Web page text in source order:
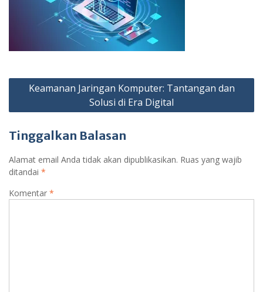
Navigasi
Keamanan Jaringan Komputer: Tantangan dan
Solusi di Era Digital
Tinggalkan Balasan
Alamat email Anda tidak akan dipublikasikan. Ruas yang wajib
ditandai *
Komentar *